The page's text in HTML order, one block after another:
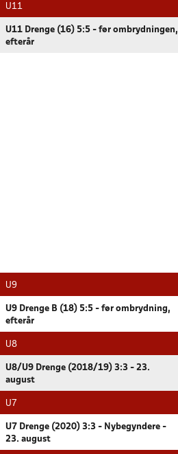
U11
U11 Drenge (16) 5:5 - før ombrydningen,
efterår
U9
U9 Drenge B (18) 5:5 - før ombrydning,
efterår
U8
U8/U9 Drenge (2018/19) 3:3 - 23.
august
U7
U7 Drenge (2020) 3:3 - Nybegyndere -
23. august